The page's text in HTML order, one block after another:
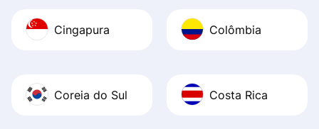
Cingapura Colômbia
Coreia do Sul Costa Rica